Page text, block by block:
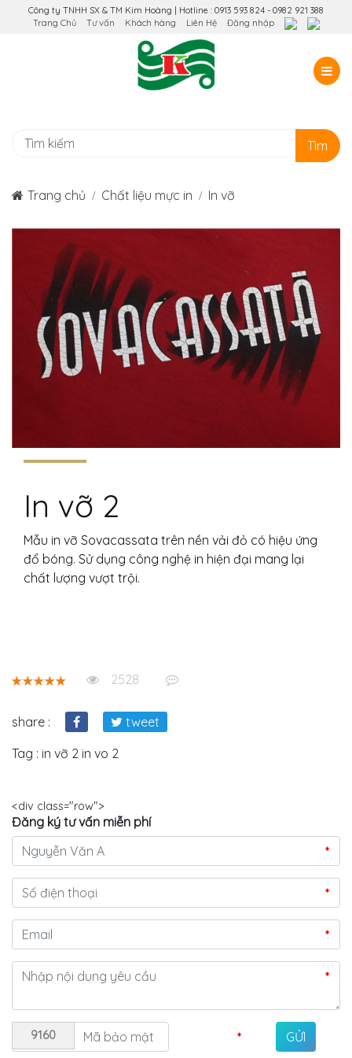
Công ty TNHH SX & TM Kim Hoàng | Hotline : 0913 593 824 - 0982 921 388
Trang Chủ
Tư vấn Khách hàng Liên Hệ Đăng nhập
Tìm
Trang chủ Chất liệu mực in In vỡ
In vỡ 2
Mẫu in vỡ Sovacassata trên nền vải đỏ có hiệu ứng
đổ bóng. Sử dụng công nghệ in hiện đại mang lại
chất lượng vượt trội.
2528
share :
tweet
Tag : in vỡ 2 in vo 2
<div class="row">
Đăng ký tư vấn miễn phí
*
*
*
*
9160 *